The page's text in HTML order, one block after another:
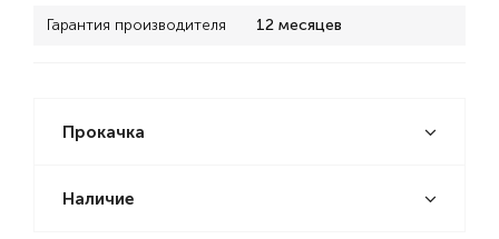
Гарантия производителя 12 месяцев
Прокачка
Наличие